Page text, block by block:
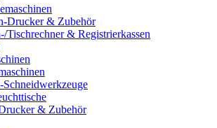
Drucker & Zubehör
Tischrechner & Registrierkassen
Schneidwerkzeuge
& Zubehör